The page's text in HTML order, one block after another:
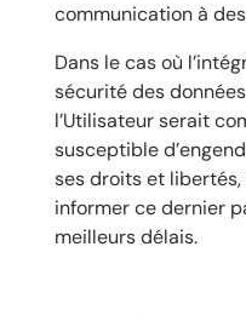
communication à
Dans le cas où
sécurité des
l’Utilisateur serait
susceptible
ses droits et libertés,
informer ce dernier
meilleurs délais.